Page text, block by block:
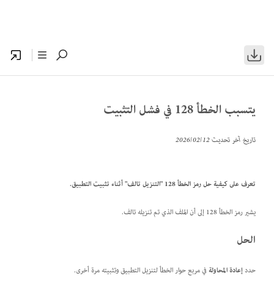
يتسبب الخطأ 128 في فشل التثبيت
تاريخ آخر تحديث12‏/02‏/2026
تعرف على كيفية حل رمز الخطأ 128 "التنزيل تالف" أثناء تثبيت التطبيق.
يشير رمز الخطأ 128 إلى أن الملف الذي تم تنزيله تالف.
الحل
حددإعادة المحاولةفي مربع حوار الخطأ لتنزيل التطبيق وتثبيته مرة أخرى.